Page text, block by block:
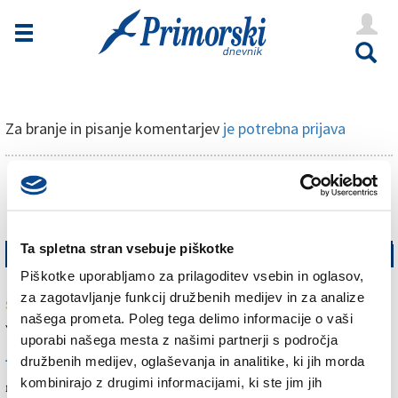
Ta spletna stran vsebuje piškotke
Piškotke uporabljamo za prilagoditev vsebin in oglasov,
za zagotavljanje funkcij družbenih medijev in za analize
našega prometa. Poleg tega delimo informacije o vaši
uporabi našega mesta z našimi partnerji s področja
družbenih medijev, oglaševanja in analitike, ki jih morda
kombinirajo z drugimi informacijami, ki ste jim jih
Novice
Kultura
Šport
Vreme
V Kioskih
Uredništvo
Oglasi
Za branje in pisanje komentarjev je potrebna prijava
Več novic
NAJBOLJ BRANO
NAJNOVEJŠE NOVICE
ŠE
Vročina se bo, kot kaže, povečini zavlekla do okrog
velikega šmarna
TRŽAŠKA V Trstu namerili najtoplejšo noč, odkar obstajajo
meritve